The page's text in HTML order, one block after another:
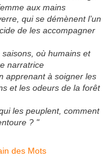
aux mains
qui se démènent l’un
de les accompagner
où humains et
narratrice
apprenant à soigner les
et les odeurs de la forêt
les peuplent, comment
? "